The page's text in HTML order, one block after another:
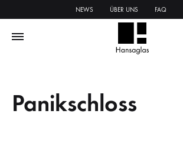
NEWS ÜBER UNS FAQ
Panikschloss